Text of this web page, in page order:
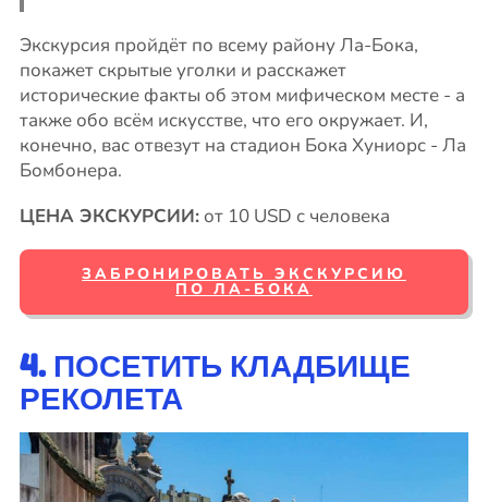
Экскурсия пройдёт по всему району Ла-Бока,
покажет скрытые уголки и расскажет
исторические факты об этом мифическом месте - а
также обо всём искусстве, что его окружает. И,
конечно, вас отвезут на стадион Бока Хуниорс - Ла
Бомбонера.
ЦЕНА ЭКСКУРСИИ:от 10 USD с человека
ЗАБРОНИРОВАТЬ ЭКСКУРСИЮ
ПО ЛА-БОКА
4. ПОСЕТИТЬ КЛАДБИЩЕ
РЕКОЛЕТА